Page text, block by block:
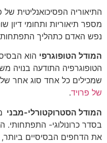
התיאוריה הפסיכואנליטית
מספר תיאוריות ותחומי
נפש האדם כתהליך התפתחותי
המודל הטופוגרפי הוא
הטופוגרפיה התודעה בנויה
שמכילים כל אחד סוג אחר
של פרויד.
המודל הסטרוקטורלי-מבני
בסדר כרונולוגי- התפתחותי.
את הדחפים הבסיסיים ביותר,